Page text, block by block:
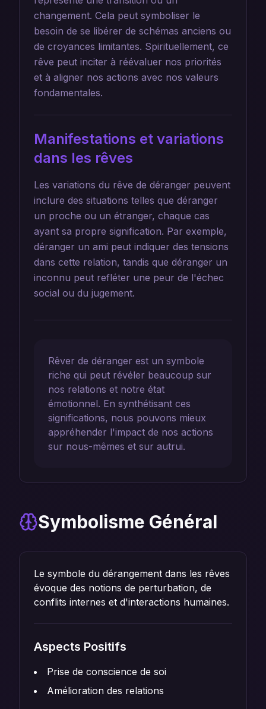
changement. Cela peut symboliser le
besoin de se libérer de schémas anciens ou
de croyances limitantes. Spirituellement, ce
rêve peut inciter à réévaluer nos priorités
et à aligner nos actions avec nos valeurs
fondamentales.
Manifestations et variations
dans les rêves
Les variations du rêve de déranger peuvent
inclure des situations telles que déranger
un proche ou un étranger, chaque cas
ayant sa propre signification. Par exemple,
déranger un ami peut indiquer des tensions
dans cette relation, tandis que déranger un
inconnu peut refléter une peur de l'échec
social ou du jugement.
Rêver de déranger est un symbole
riche qui peut révéler beaucoup sur
nos relations et notre état
émotionnel. En synthétisant ces
significations, nous pouvons mieux
appréhender l'impact de nos actions
sur nous-mêmes et sur autrui.
Symbolisme Général
Le symbole du dérangement dans les rêves
évoque des notions de perturbation, de
conflits internes et d'interactions humaines.
Aspects Positifs
Prise de conscience de soi
Amélioration des relations